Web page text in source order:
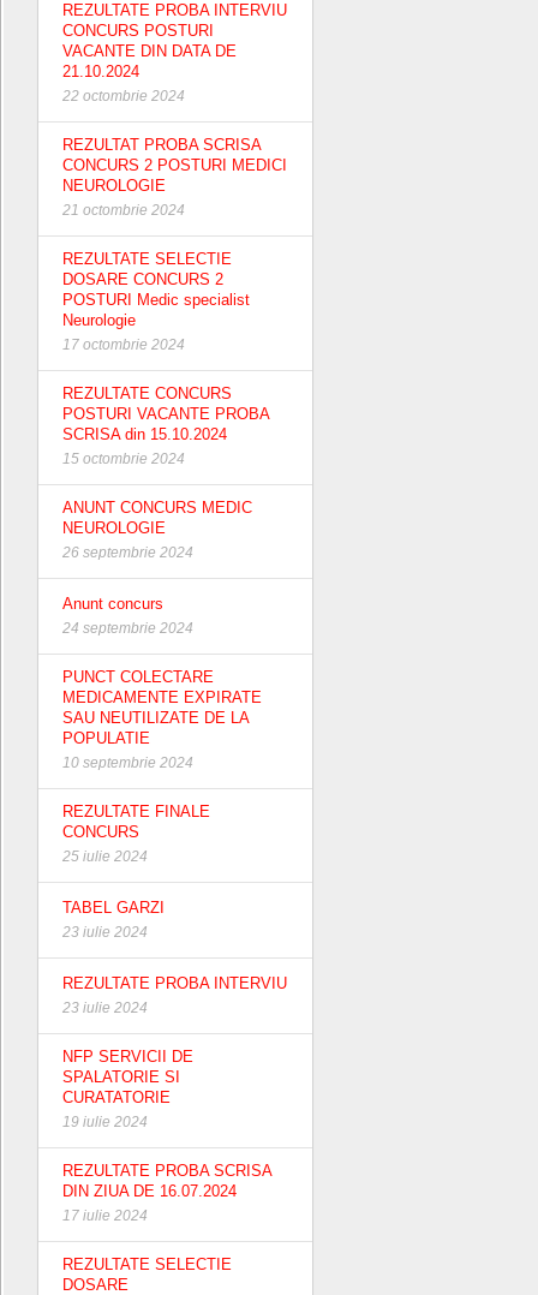
REZULTATE PROBA INTERVIU
CONCURS POSTURI
VACANTE DIN DATA DE
21.10.2024
22 octombrie 2024
REZULTAT PROBA SCRISA
CONCURS 2 POSTURI MEDICI
NEUROLOGIE
21 octombrie 2024
REZULTATE SELECTIE
DOSARE CONCURS 2
POSTURI Medic specialist
Neurologie
17 octombrie 2024
REZULTATE CONCURS
POSTURI VACANTE PROBA
SCRISA din 15.10.2024
15 octombrie 2024
ANUNT CONCURS MEDIC
NEUROLOGIE
26 septembrie 2024
Anunt concurs
24 septembrie 2024
PUNCT COLECTARE
MEDICAMENTE EXPIRATE
SAU NEUTILIZATE DE LA
POPULATIE
10 septembrie 2024
REZULTATE FINALE
CONCURS
25 iulie 2024
TABEL GARZI
23 iulie 2024
REZULTATE PROBA INTERVIU
23 iulie 2024
NFP SERVICII DE
SPALATORIE SI
CURATATORIE
19 iulie 2024
REZULTATE PROBA SCRISA
DIN ZIUA DE 16.07.2024
17 iulie 2024
REZULTATE SELECTIE
DOSARE